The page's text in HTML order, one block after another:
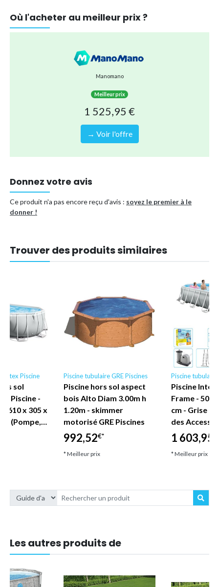
Vous dépensez moins que si vous commandiez tous les
une méthode d'expédition plus durable. En effet, il est
envoyé en une seule fois au lieu de plusieurs envois
correctement. Donc pas de soucis !
Vous pouvez être sûr de pouvoir profiter sans soucis de
nombreux plaisirs de la piscine pour toute la famille.
Y compris le filtre à cartouche Bestway d'origine de type.
Type de piscine
Où l'acheter au meilleur prix ?
Manomano
Meilleur prix
1 525,95 €
→ Voir l'offre
Donnez votre avis
Ce produit n'a pas encore reçu d'avis : soyez le premier à le
donner !
Trouver des produits similaires
Intex Piscine
sol
Piscine -
610 x 305 x
(Pompe,…
Piscine tubulaire GRE Piscines
Piscine hors sol aspect
bois Alto Diam 3.00m h
1.20m - skimmer
motorisé GRE Piscines
992,52€*
* Meilleur prix
Piscine
Piscine
Frame - 503
cm - Grise -
des
1 603,95
* Meilleur prix
Les autres produits de